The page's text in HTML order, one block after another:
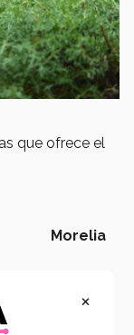
que ofrece el
Morelia
y Educación
×